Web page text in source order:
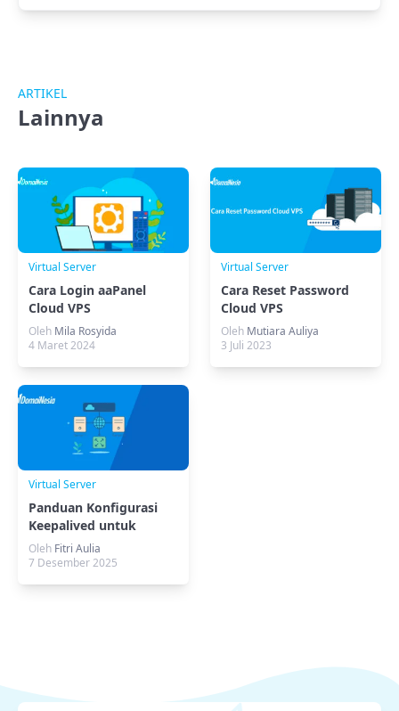
ARTIKEL
Lainnya
Virtual Server
Cara Login aaPanel
Cloud VPS
Oleh Mila Rosyida
4 Maret 2024
Virtual Server
Cara Reset Password
Cloud VPS
Oleh Mutiara Auliya
3 Juli 2023
Virtual Server
Panduan Konfigurasi
Keepalived untuk
Virtual IP dan Failover
Oleh Fitri Aulia
7 Desember 2025